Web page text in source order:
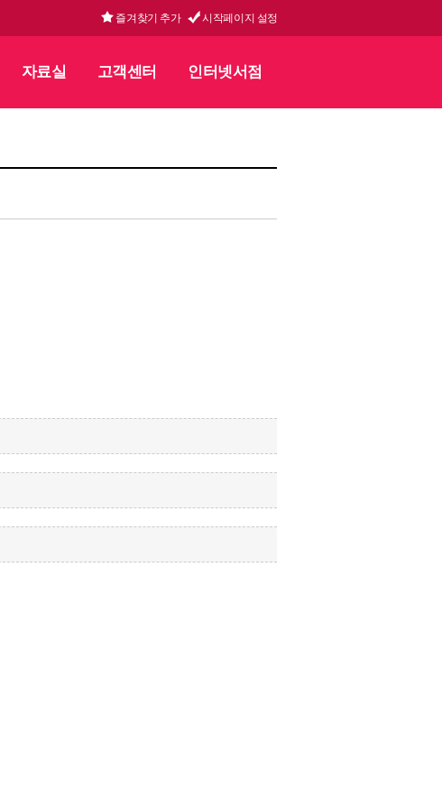
즐겨찾기 추가 시작페이지 설정
자료실 고객센터 인터넷서점